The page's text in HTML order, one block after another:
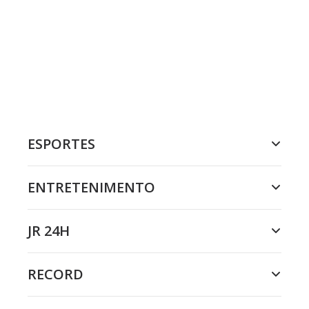
ESPORTES
ENTRETENIMENTO
JR 24H
RECORD